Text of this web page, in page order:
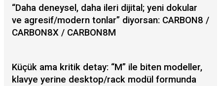
“Daha deneysel, daha ileri dijital; yeni dokular
ve agresif/modern tonlar” diyorsan: CARBON8 /
CARBON8X / CARBON8M
Küçük ama kritik detay: “M” ile biten modeller,
klavye yerine desktop/rack modül formunda